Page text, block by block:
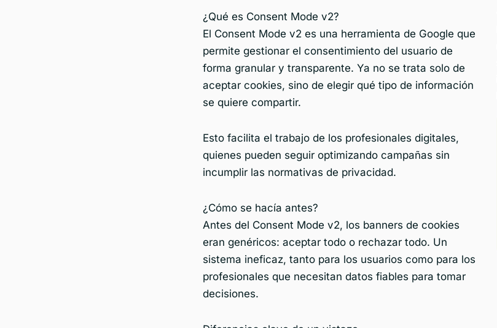
¿Qué es Consent Mode v2?
El Consent Mode v2 es una herramienta de Google que
permite gestionar el consentimiento del usuario de
forma granular y transparente. Ya no se trata solo de
aceptar cookies, sino de elegir qué tipo de información
se quiere compartir.
Esto facilita el trabajo de los profesionales digitales,
quienes pueden seguir optimizando campañas sin
incumplir las normativas de privacidad.
¿Cómo se hacía antes?
Antes del Consent Mode v2, los banners de cookies
eran genéricos: aceptar todo o rechazar todo. Un
sistema ineficaz, tanto para los usuarios como para los
profesionales que necesitan datos fiables para tomar
decisiones.